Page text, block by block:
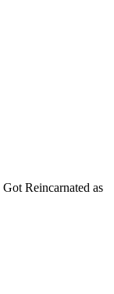
Reincarnated as